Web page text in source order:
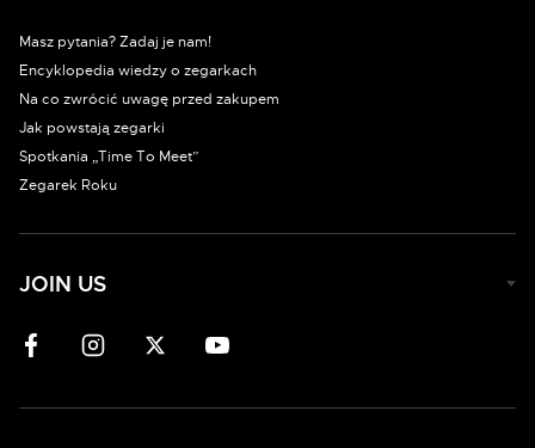
Masz pytania? Zadaj je nam!
Encyklopedia wiedzy o zegarkach
Na co zwrócić uwagę przed zakupem
Jak powstają zegarki
Spotkania „Time To Meet”
Zegarek Roku
JOIN US